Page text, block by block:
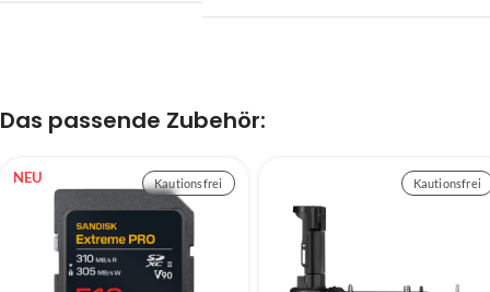
Das passende Zubehör:
NEU Kautionsfrei Kautionsfrei